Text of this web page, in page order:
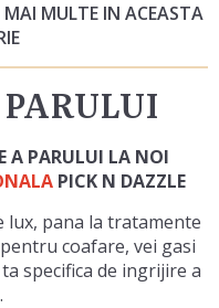
MAI MULTE IN ACEASTA
A PARULUI LA NOI
PICK N DAZZLE
lux, pana la tratamente
coafare, vei gasi
specifica de ingrijire a